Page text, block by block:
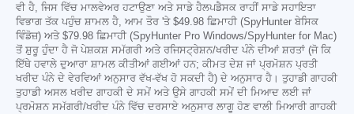
ਵੀ ਹੈ, ਜਿਸ ਵਿੱਚ ਮਾਲਵੇਅਰ ਹਟਾਉਣਾ ਅਤੇ ਸਾਡੇ ਹੈਲਪਡੈਸਕ ਰਾਹੀਂ ਸਾਡੇ ਸਹਾਇਤਾ
ਵਿਭਾਗ ਤੱਕ ਪਹੁੰਚ ਸ਼ਾਮਲ ਹੈ, ਆਮ ਤੌਰ 'ਤੇ $49.98 ਛਿਮਾਹੀ (SpyHunter ਬੇਸਿਕ
ਵਿੰਡੋਜ਼) ਅਤੇ $79.98 ਛਿਮਾਹੀ (SpyHunter Pro Windows/SpyHunter for Mac)
ਤੋਂ ਸ਼ੁਰੂ ਹੁੰਦਾ ਹੈ ਜੋ ਪੇਸ਼ਕਸ਼ ਸਮੱਗਰੀ ਅਤੇ ਰਜਿਸਟ੍ਰੇਸ਼ਨ/ਖਰੀਦ ਪੰਨੇ ਦੀਆਂ ਸ਼ਰਤਾਂ (ਜੋ ਕਿ
ਇੱਥੇ ਹਵਾਲੇ ਦੁਆਰਾ ਸ਼ਾਮਲ ਕੀਤੀਆਂ ਗਈਆਂ ਹਨ; ਕੀਮਤ ਦੇਸ਼ ਜਾਂ ਪ੍ਰਮੋਸ਼ਨ ਪ੍ਰਤੀ
ਖਰੀਦ ਪੰਨੇ ਦੇ ਵੇਰਵਿਆਂ ਅਨੁਸਾਰ ਵੱਖ-ਵੱਖ ਹੋ ਸਕਦੀ ਹੈ) ਦੇ ਅਨੁਸਾਰ ਹੈ। ਤੁਹਾਡੀ ਗਾਹਕੀ
ਤੁਹਾਡੀ ਅਸਲ ਖਰੀਦ ਗਾਹਕੀ ਦੇ ਸਮੇਂ ਅਤੇ ਉਸੇ ਗਾਹਕੀ ਸਮੇਂ ਦੀ ਮਿਆਦ ਲਈ ਜਾਂ
ਪ੍ਰਮੋਸ਼ਨ ਸਮੱਗਰੀ/ਖਰੀਦ ਪੰਨੇ ਵਿੱਚ ਦਰਸਾਏ ਅਨੁਸਾਰ ਲਾਗੂ ਹੋਣ ਵਾਲੀ ਮਿਆਰੀ ਗਾਹਕੀ